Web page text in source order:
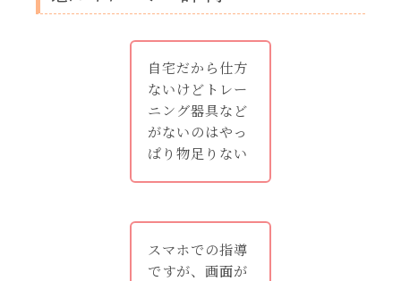
自宅だから仕方
ないけどトレー
ニング器具など
がないのはやっ
ぱり物足りない
スマホでの指導
ですが、画面が